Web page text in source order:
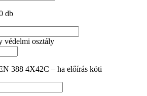
db
védelmi osztály
388 4X42C – ha előírás köti